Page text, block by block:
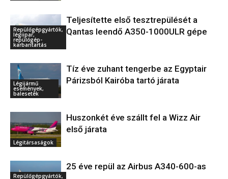
Repülőgépgyártók,
légiipar,
repülőgép-
karbantartás
Teljesítette első tesztrepülését a
Qantas leendő A350-1000ULR gépe
Légijármű
események,
balesetek
Tíz éve zuhant tengerbe az Egyptair
Párizsból Kairóba tartó járata
Légitársaságok
Huszonkét éve szállt fel a Wizz Air
első járata
Repülőgépgyártók,
25 éve repül az Airbus A340-600-as